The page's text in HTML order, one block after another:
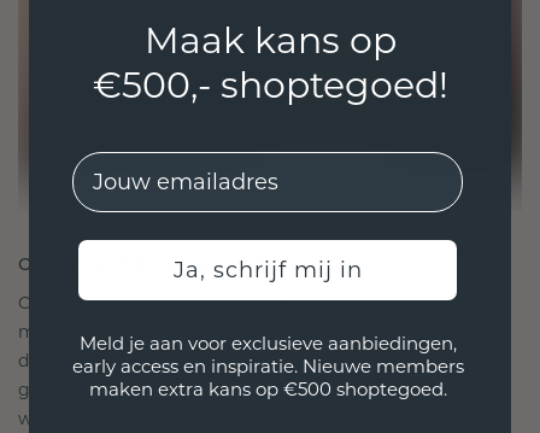
ONTWORPEN VOOR VERBINDING
Onze ontwerpfilosofie is gericht op verbinding,
met elk stuk ontworpen om de tand des tijds te
doorstaan. Het wordt jouw symbool van liefde en
gekoesterde momenten, bedoeld om voor altijd te
worden gedragen en gekoesterd.
Maak kans op
€500,- shoptegoed!
EMail
Ja, schrijf mij in
Meld je aan voor exclusieve aanbiedingen,
early access en inspiratie. Nieuwe members
maken extra kans op €500 shoptegoed.